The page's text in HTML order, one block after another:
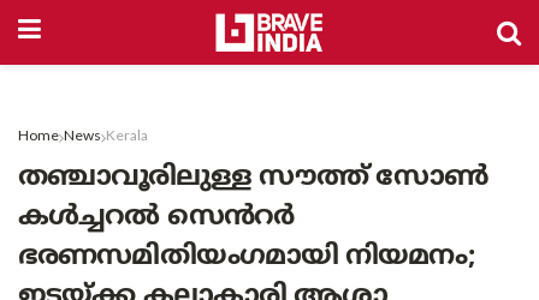
Home News Kerala
തഞ്ചാവൂരിലുള്ള സൗത്ത് സോൺ
കൾച്ചറൽ സെൻറർ
ഭരണസമിതിയംഗമായി നിയമനം;